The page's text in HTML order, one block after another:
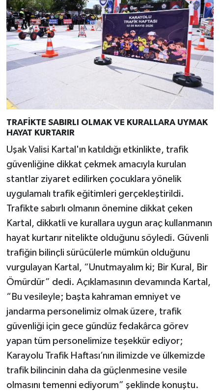
TRAFİKTE SABIRLI OLMAK VE KURALLARA UYMAK
HAYAT KURTARIR
Uşak Valisi Kartal'ın katıldığı etkinlikte, trafik
güvenliğine dikkat çekmek amacıyla kurulan
stantlar ziyaret edilirken çocuklara yönelik
uygulamalı trafik eğitimleri gerçekleştirildi.
Trafikte sabırlı olmanın önemine dikkat çeken
Kartal, dikkatli ve kurallara uygun araç kullanmanın
hayat kurtarır nitelikte olduğunu söyledi. Güvenli
trafiğin bilinçli sürücülerle mümkün olduğunu
vurgulayan Kartal, “Unutmayalım ki; Bir Kural, Bir
Ömürdür” dedi. Açıklamasının devamında Kartal,
“Bu vesileyle; başta kahraman emniyet ve
jandarma personelimiz olmak üzere, trafik
güvenliği için gece gündüz fedakârca görev
yapan tüm personelimize teşekkür ediyor;
Karayolu Trafik Haftası’nın ilimizde ve ülkemizde
trafik bilincinin daha da güçlenmesine vesile
olmasını temenni ediyorum” şeklinde konuştu.